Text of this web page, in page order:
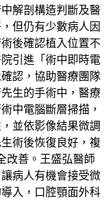
解剖構造判斷及醫
但仍有少數病人因
後確認植入位置不
引進「術中即時電
認，協助醫療團隊
生的手術中，醫療
中電腦斷層掃描，
並依影像結果微調
術後恢復良好，複
改善。王盛弘醫師
病人有機會接受微
入，口腔顎面外科